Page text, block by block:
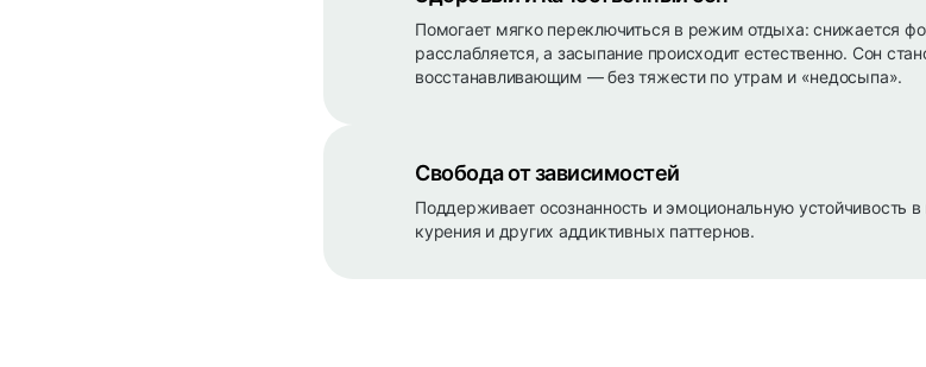
Помогает мягко переключиться в режим отдыха: снижается
расслабляется, а засыпание происходит естественно. Сон
восстанавливающим — без тяжести по утрам и «недосыпа».
Свобода от зависимостей
Поддерживает осознанность и эмоциональную устойчивость в
курения и других аддиктивных паттернов.